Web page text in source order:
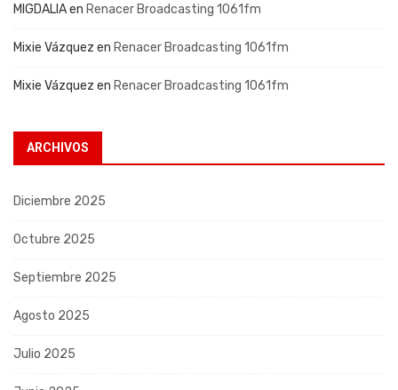
MIGDALIAen Renacer Broadcasting 1061fm
Mixie Vázquez en Renacer Broadcasting 1061fm
Mixie Vázquez en Renacer Broadcasting 1061fm
ARCHIVOS
Diciembre 2025
Octubre 2025
Septiembre 2025
Agosto 2025
Julio 2025